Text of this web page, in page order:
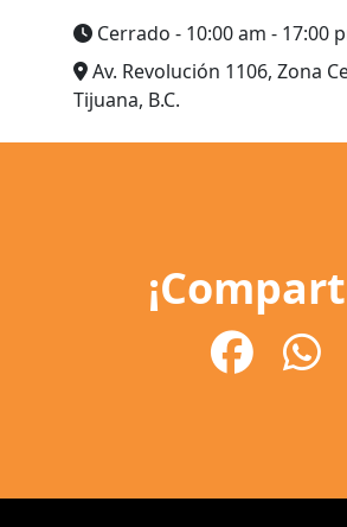
Cerrado - 10:00 am - 17:00
Av. Revolución 1106, Zona
Tijuana, B.C.